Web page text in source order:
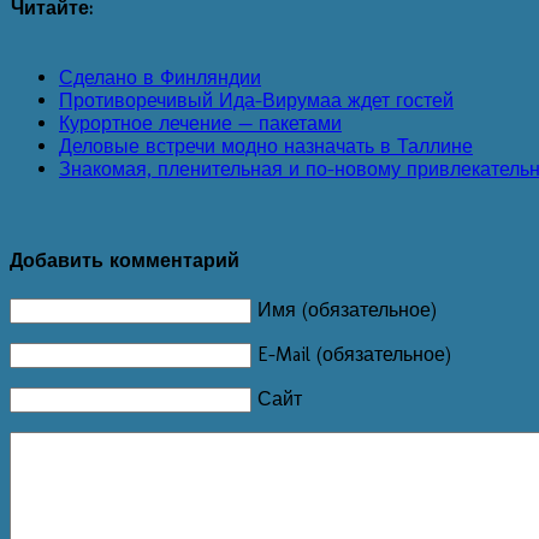
Читайте:
Сделано в Финляндии
Противоречивый Ида-Вирумаа ждет гостей
Курортное лечение — пакетами
Деловые встречи модно назначать в Таллине
Знакомая, пленительная и по-новому
Добавить комментарий
Имя (обязательное)
E-Mail (обязательное)
Сайт